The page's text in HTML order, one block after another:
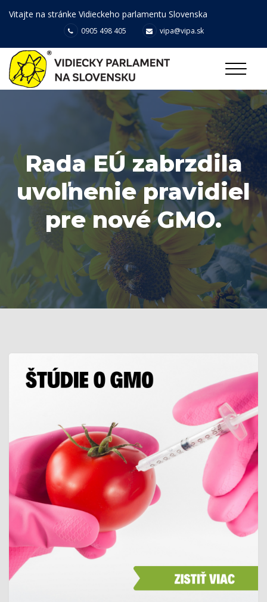
Vitajte na stránke Vidieckeho parlamentu Slovenska
0905 498 405 vipa@vipa.sk
Rada EÚ zabrzdila
uvoľnenie pravidiel
pre nové GMO.